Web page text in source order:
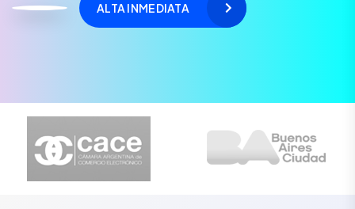
ALTA INMEDIATA